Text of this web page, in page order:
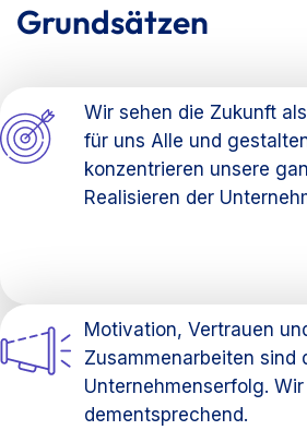
Grundsätzen
Wir sehen die Zukunft
für uns Alle und
konzentrieren unsere
Realisieren der
Motivation, Vertrauen
Zusammenarbeiten sind
Unternehmenserfolg.
dementsprechend.